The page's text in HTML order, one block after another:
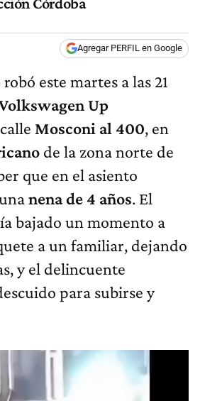
Agregar PERFIL en Google
este martes a las 21
Up
Mosconi al 400, en
de la zona norte de
que en el asiento
nena de 4 años. El
bajado un momento a
a un familiar, dejando
y el delincuente
para subirse y